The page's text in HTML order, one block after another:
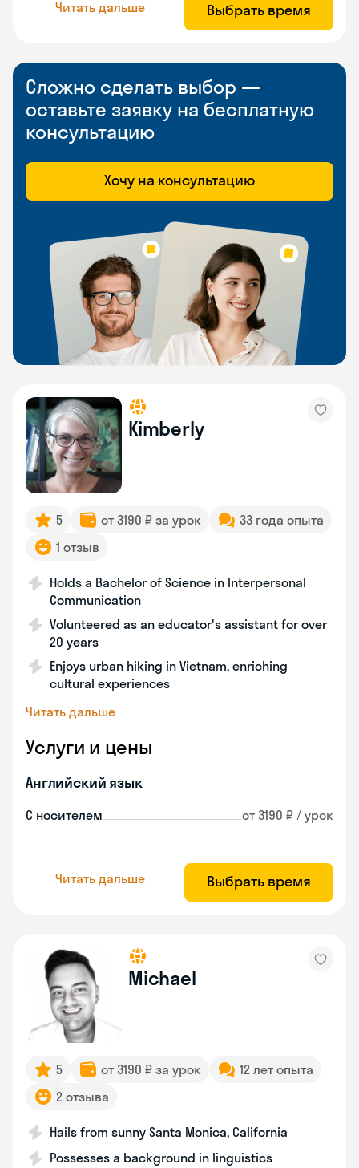
Читать дальше Выбрать время
Сложно сделать выбор —
оставьте заявку на бесплатную
консультацию
Хочу на консультацию
Kimberly
5 от 3190 ₽ за урок
33 года опыта
1 отзыв
Holds a Bachelor of Science in Interpersonal
Communication
Volunteered as an educator's assistant for over
20 years
Enjoys urban hiking in Vietnam, enriching
cultural experiences
Читать дальше
Услуги и цены
Английский язык
С носителем от 3190 ₽ / урок
Читать дальше Выбрать время
Michael
5 от 3190 ₽ за урок
12 лет опыта
2 отзыва
Hails from sunny Santa Monica, California
Possesses a background in linguistics